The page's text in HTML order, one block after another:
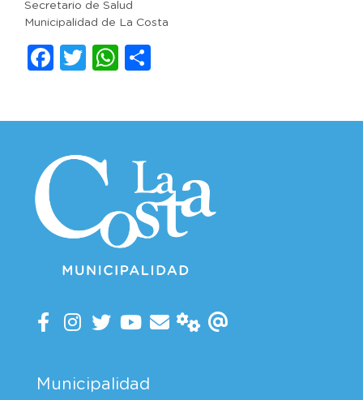
Secretario de Salud
Municipalidad de La Costa
Facebook
TwitterWhatsApp
Municipalidad